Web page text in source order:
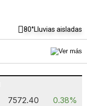
80°Lluvias aisladas
7572.40
0.38%